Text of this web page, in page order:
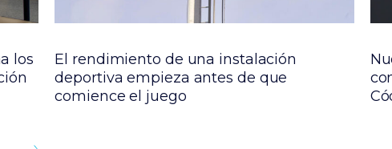
los
El rendimiento de una instalación
deportiva empieza antes de que
comience el juego